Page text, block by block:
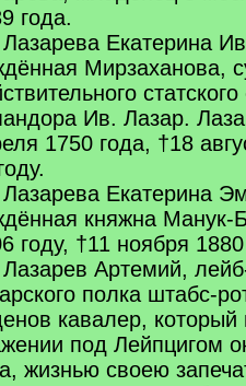
года.
Екатерина
Мирзаханова,
Ив. Лазар.
1750 года, †18
Екатерина
княжна Манук-
году, †11 ноября
Артемий,
полка штабс-
кавалер,
под Лейпцигом
жизнью своею